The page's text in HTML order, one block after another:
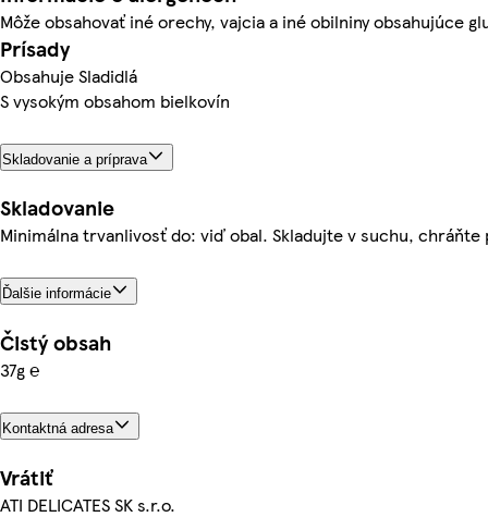
Môže obsahovať iné orechy, vajcia a iné obilniny obsahujúce
Prísady
Obsahuje Sladidlá
S vysokým obsahom bielkovín
Skladovanie a príprava
Skladovanie
Minimálna trvanlivosť do: viď obal. Skladujte v suchu,
Ďalšie informácie
Čistý obsah
37g ℮
Kontaktná adresa
Vrátiť
ATI DELICATES SK s.r.o.